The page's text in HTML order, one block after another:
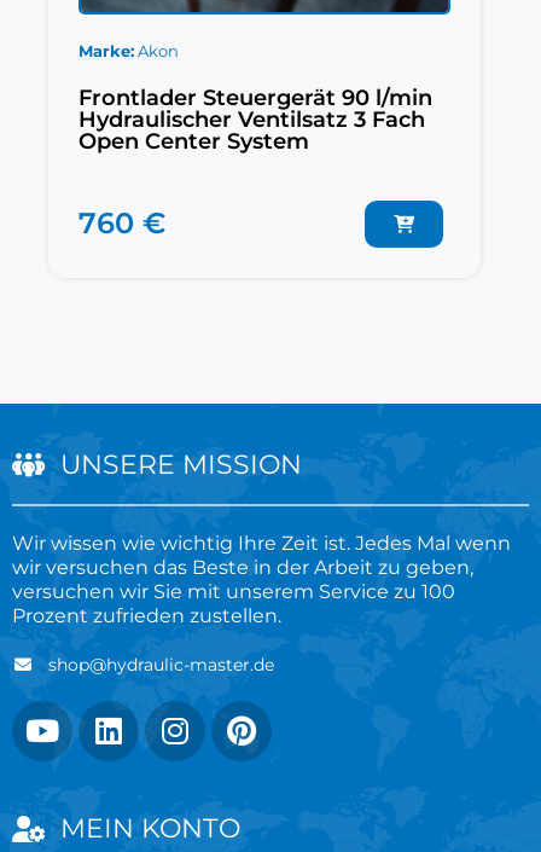
Marke Akon
Frontlader Steuergerät 90 l/min
Hydraulischer Ventilsatz 3 Fach
Open Center System
760 €
UNSERE MISSION
Wir wissen wie wichtig Ihre Zeit ist. Jedes Mal wenn
wir versuchen das Beste in der Arbeit zu geben,
versuchen wir Sie mit unserem Service zu 100
Prozent zufrieden zustellen.
shop@hydraulic-master.de
MEIN KONTO